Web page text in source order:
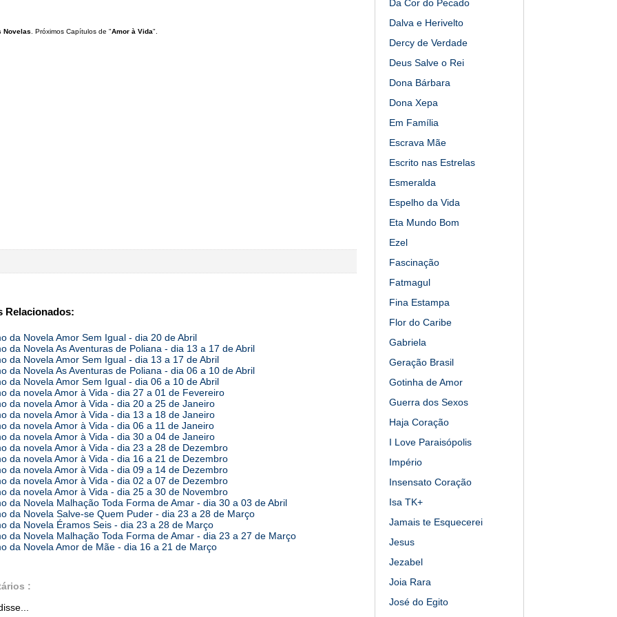
Novelas . Próximos Capítulos de "Amor à Vida".
Relacionados:
da Novela Amor Sem Igual - dia 20 de Abril
da Novela As Aventuras de Poliana - dia 13 a 17 de Abril
da Novela Amor Sem Igual - dia 13 a 17 de Abril
da Novela As Aventuras de Poliana - dia 06 a 10 de Abril
da Novela Amor Sem Igual - dia 06 a 10 de Abril
da novela Amor à Vida - dia 27 a 01 de Fevereiro
da novela Amor à Vida - dia 20 a 25 de Janeiro
da novela Amor à Vida - dia 13 a 18 de Janeiro
da novela Amor à Vida - dia 06 a 11 de Janeiro
da novela Amor à Vida - dia 30 a 04 de Janeiro
da novela Amor à Vida - dia 23 a 28 de Dezembro
da novela Amor à Vida - dia 16 a 21 de Dezembro
da novela Amor à Vida - dia 09 a 14 de Dezembro
da novela Amor à Vida - dia 02 a 07 de Dezembro
da novela Amor à Vida - dia 25 a 30 de Novembro
da Novela Malhação Toda Forma de Amar - dia 30 a 03 de Abril
da Novela Salve-se Quem Puder - dia 23 a 28 de Março
da Novela Éramos Seis - dia 23 a 28 de Março
da Novela Malhação Toda Forma de Amar - dia 23 a 27 de Março
da Novela Amor de Mãe - dia 16 a 21 de Março
:
Da Cor do Pecado
Dalva e Herivelto
Dercy de Verdade
Deus Salve o Rei
Dona Bárbara
Dona Xepa
Em Família
Escrava Mãe
Escrito nas Estrelas
Esmeralda
Espelho da Vida
Eta Mundo Bom
Ezel
Fascinação
Fatmagul
Fina Estampa
Flor do Caribe
Gabriela
Geração Brasil
Gotinha de Amor
Guerra dos Sexos
Haja Coração
I Love Paraisópolis
Império
Insensato Coração
Isa TK+
Jamais te Esquecerei
Jesus
Jezabel
Joia Rara
José do Egito